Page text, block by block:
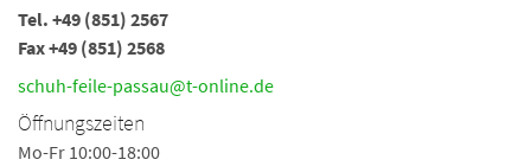
Tel. +49 (851) 2567
Fax +49 (851) 2568
schuh-feile-passau@t-online.de
Öffnungszeiten
Mo-Fr 10:00-18:00